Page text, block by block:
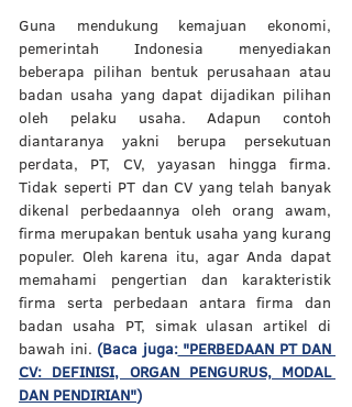
Guna mendukung kemajuan ekonomi,
pemerintah Indonesia menyediakan
beberapa pilihan bentuk perusahaan atau
badan usaha yang dapat dijadikan pilihan
oleh pelaku usaha. Adapun contoh
diantaranya yakni berupa persekutuan
perdata, PT, CV, yayasan hingga firma.
Tidak seperti PT dan CV yang telah banyak
dikenal perbedaannya oleh orang awam,
firma merupakan bentuk usaha yang kurang
populer. Oleh karena itu, agar Anda dapat
memahami pengertian dan karakteristik
firma serta perbedaan antara firma dan
badan usaha PT, simak ulasan artikel di
bawah ini. (Baca juga: "PERBEDAAN PT DAN
CV: DEFINISI, ORGAN PENGURUS, MODAL
DAN PENDIRIAN")